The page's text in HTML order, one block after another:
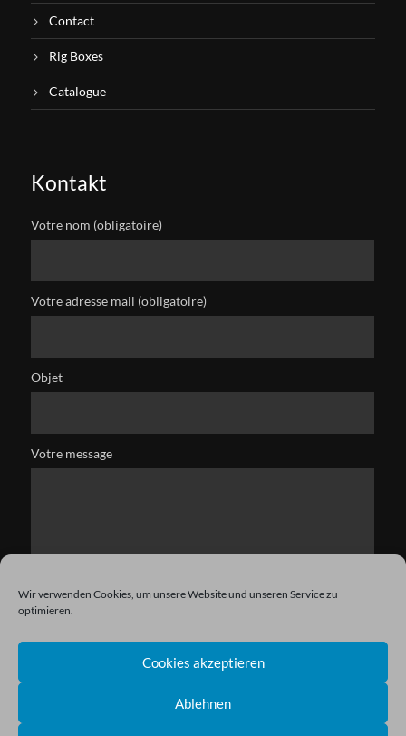
Wir verwenden Cookies, um unsere Website und unseren Service zu
optimieren.
Cookies akzeptieren
Ablehnen
Contact
Rig Boxes
Catalogue
Kontakt
Votre nom (obligatoire)
Votre adresse mail (obligatoire)
Objet
Votre message